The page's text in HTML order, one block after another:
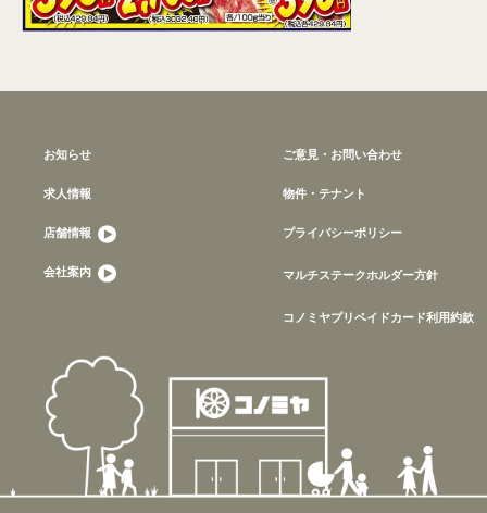
お知らせ
求人情報
店舗情報
会社案内
ご意見・お問い合わせ
物件・テナント
プライバシーポリシー
マルチステークホルダー方針
コノミヤプリペイドカード利用約款